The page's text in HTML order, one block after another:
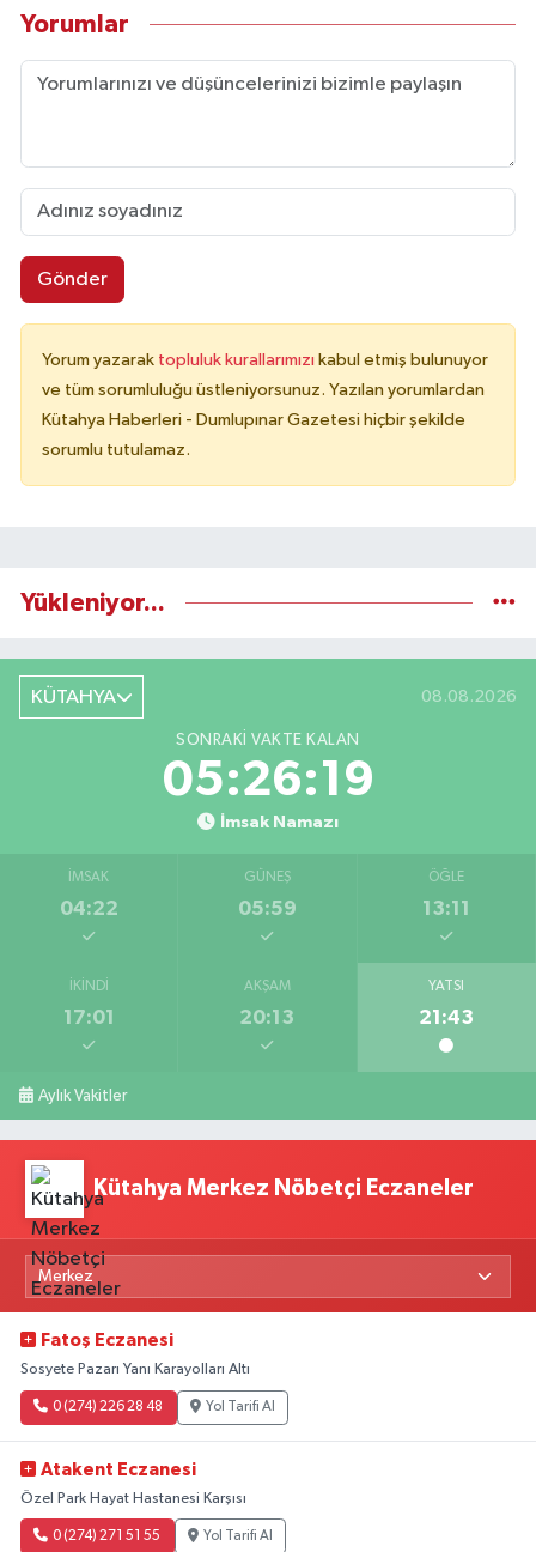
Yorumlar
Gönder
Yorum yazarak topluluk kurallarımızı kabul etmiş bulunuyor
ve tüm sorumluluğu üstleniyorsunuz. Yazılan yorumlardan
Kütahya Haberleri - Dumlupınar Gazetesi hiçbir şekilde
sorumlu tutulamaz.
Yükleniyor...
KÜTAHYA 08.08.2026
SONRAKI VAKTE KALAN
05:26:18
İmsak Namazı
İMSAK
04:22
GÜNEŞ
05:59
ÖĞLE
13:11
İKINDI
17:01
AKŞAM
20:13
YATSI
21:43
Aylık Vakitler
Kütahya Merkez Nöbetçi Eczaneler
Fatoş Eczanesi
Sosyete Pazarı Yanı Karayolları Altı
0 (274) 226 28 48 Yol Tarifi Al
Atakent Eczanesi
Özel Park Hayat Hastanesi Karşısı
0 (274) 271 51 55 Yol Tarifi Al